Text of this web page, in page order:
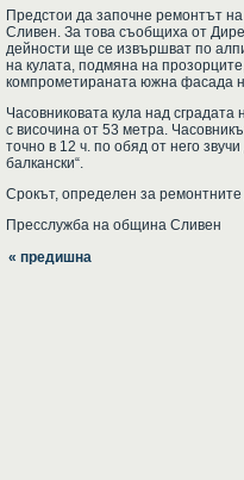
Предстои да започне ремонтът
Сливен. За това съобщиха от
дейности ще се извършват по
на кулата, подмяна на
компрометираната южна фасада
Часовниковата кула над
с височина от 53 метра.
точно в 12 ч. по обяд от него
балкански“.
Срокът, определен за
Пресслужба на община Сливен
« предишна